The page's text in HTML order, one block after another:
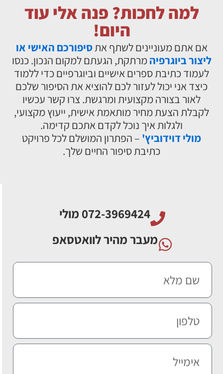
למה לחכות? פנה אלי עוד
היום!
אם אתם מעוניינים לשתף אתסיפורכם האישי או
ליצור ביוגרפיהמרתקת, הגעתם למקום הנכון. כנסו
לעמוד כתיבת ספרים אישיים וביוגרפיים כדי ללמוד
כיצד אני יכול לעזור לכם להוציא את הסיפור שלכם
לאור בצורה מקצועית ומרגשת. צרו קשר עכשיו
לקבלת הצעת מחיר מותאמת אישית, ייעוץ מקצועי,
ולגלות איך נוכל לקדם אתכם קדימה.
מולי דוידוביץ' – הפתרון המושלם לכל פרויקט
כתיבת סיפור החיים שלך.
מעבר מהיר לוואטסאפ